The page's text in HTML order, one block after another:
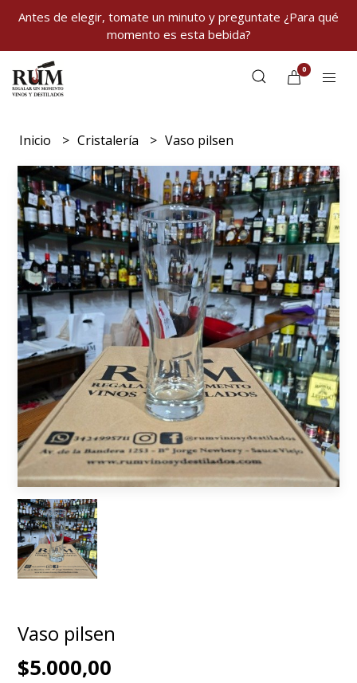
Antes de elegir, tomate un minuto y preguntate ¿Para qué
momento es esta bebida?
0
Inicio Cristalería Vaso pilsen
Vaso pilsen
$5.000,00